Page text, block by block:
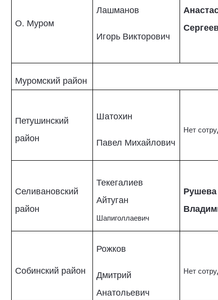
О. Муром
Лашманов
Игорь Викторович
Муромский район
Петушинский
район
Шатохин
Павел Михайлович
Нет
Селивановский
район
Текегалиев
Айтуган
Шапиголлаевич
Собинский район
Рожков
Дмитрий
Анатольевич
Нет